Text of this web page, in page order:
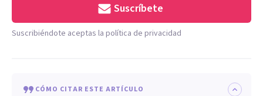
Suscríbete
Suscribiéndote aceptas la política de privacidad
CÓMO CITAR ESTE ARTÍCULO